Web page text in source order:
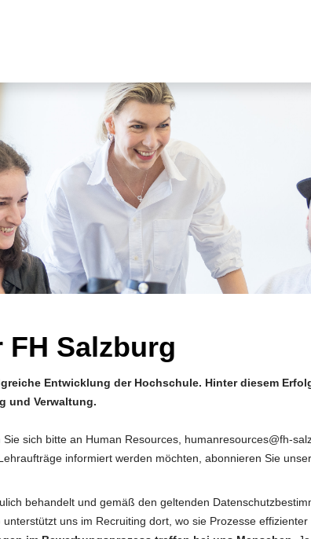
Salzburg
Entwicklung der Hochschule. Hinter diesem
und Verwaltung.
sich bitte an Human Resources, humanresources@fh-
informiert werden möchten, abonnieren Sie
behandelt und gemäß den geltenden
uns im Recruiting dort, wo sie Prozesse